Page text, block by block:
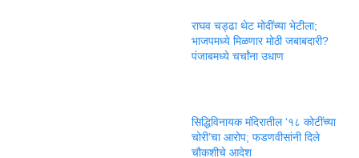
राघव चड्ढा थेट मोदींच्या भेटीला;
भाजपमध्ये मिळणार मोठी जबाबदारी?
पंजाबमध्ये चर्चांना उधाण
सिद्धिविनायक मंदिरातील ‘१८ कोटींच्या
चोरी’चा आरोप; फडणवीसांनी दिले
चौकशीचे आदेश